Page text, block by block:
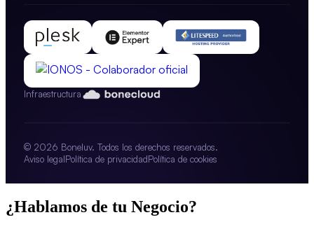
Infraestructura
© 2026 Boneluv. Todos los derechos reservados.
Aviso legalPolítica de privacidadPolítica de cookies
¿Hablamos de tu Negocio?